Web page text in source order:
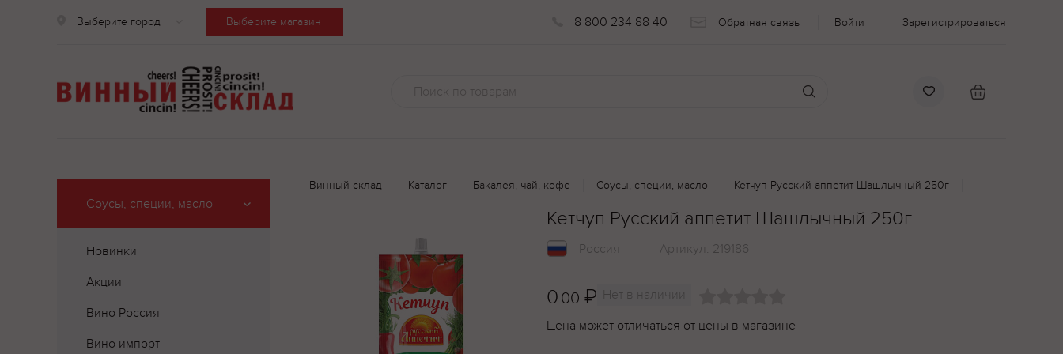
Выберите город Выберите магазин 8 800 234 88 40 Обратная связь Войти Зарегистрироваться
Соусы, специи, масло
Новинки
Акции
Вино Россия
Вино импорт
Винный склад Каталог Бакалея, чай, кофе Соусы, специи, масло Кетчуп Русский аппетит Шашлычный 250г
Кетчуп Русский аппетит Шашлычный 250г
Россия Артикул: 219186
0.00 ₽ Нет в наличии
Цена может отличаться от цены в магазине